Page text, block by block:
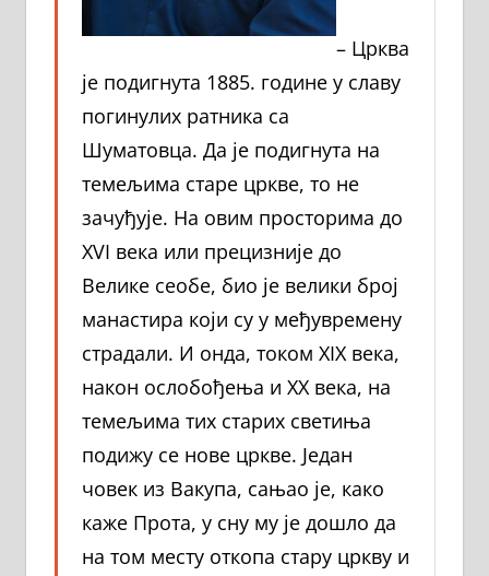
– Црква
је подигнута 1885. године у славу
погинулих ратника са
Шуматовца. Да је подигнута на
темељима старе цркве, то не
зачуђује. На овим просторима до
XVI века или прецизније до
Велике сеобе, био је велики број
манастира који су у међувремену
страдали. И онда, током XIX века,
након ослобођења и XХ века, на
темељима тих старих светиња
подижу се нове цркве. Један
човек из Вакупа, сањао је, како
каже Прота, у сну му је дошло да
на том месту откопа стару цркву и